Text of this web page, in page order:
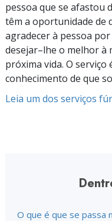
pessoa que se afastou
têm a oportunidade de
agradecer à pessoa
desejar–lhe o melhor à
próxima vida. O serviço
conhecimento de que
Leia um dos serviços
O que é que se passa